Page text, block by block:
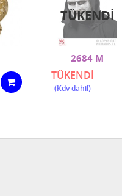
2684 M
TÜKENDİ
TÜKENDI